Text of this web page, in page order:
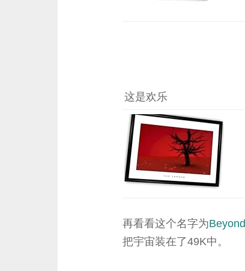
这是欢乐
再看看这个名字为Beyond
把宇宙装在了49K中。